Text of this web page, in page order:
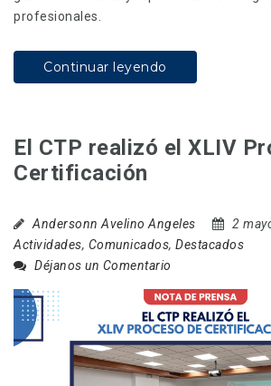
profesionales.
Continuar leyendo
El CTP realizó el XLIV
Certificación
Andersonn Avelino Angeles
2
Actividades, Comunicados, Destacados
Déjanos un Comentario